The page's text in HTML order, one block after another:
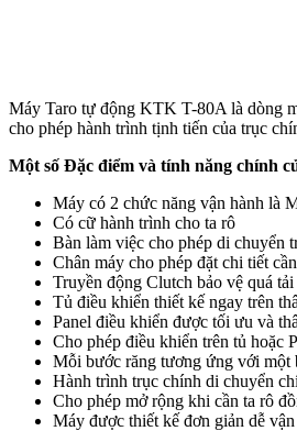
Máy Taro tự động KTK T-80A là dòng
cho phép hành trình tịnh tiến của trục
Một số Đặc điểm và tính năng chính
Máy có 2 chức năng vận hành là
Có cữ hành trình cho ta rô
Bàn làm việc cho phép di chuyển
Chân máy cho phép đặt chi tiết
Truyền động Clutch bảo vệ quá
Tủ điều khiển thiết kế ngay trên
Panel điều khiển được tối ưu và
Cho phép điều khiển trên tủ hoặc
Mỗi bước răng tương ứng với một
Hành trình trục chính di chuyển
Cho phép mở rộng khi cần ta rô
Máy được thiết kế đơn giản dễ vận